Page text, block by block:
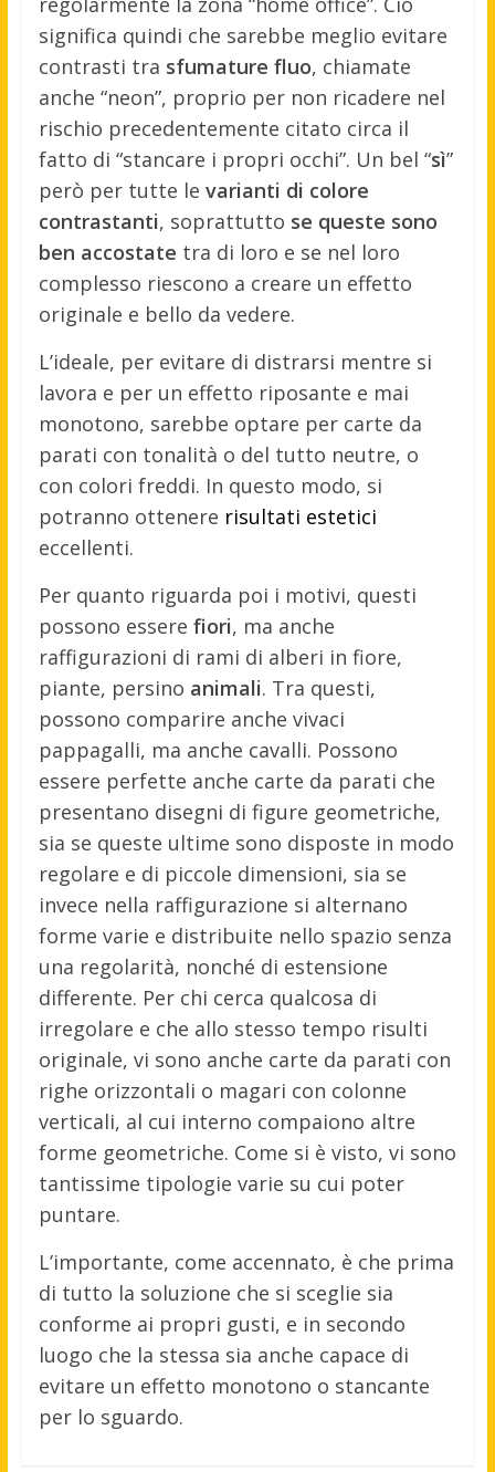
significa quindi che sarebbe meglio evitare
contrasti tra sfumature fluo, chiamate
anche “neon”, proprio per non ricadere nel
rischio precedentemente citato circa il
fatto di “stancare i propri occhi”. Un bel “sì”
però per tutte le varianti di colore
contrastanti, soprattutto se queste sono
ben accostate tra di loro e se nel loro
complesso riescono a creare un effetto
originale e bello da vedere.
L’ideale, per evitare di distrarsi mentre si
lavora e per un effetto riposante e mai
monotono, sarebbe optare per carte da
parati con tonalità o del tutto neutre, o
con colori freddi. In questo modo, si
potranno ottenere risultati estetici
eccellenti.
Per quanto riguarda poi i motivi, questi
possono essere fiori, ma anche
raffigurazioni di rami di alberi in fiore,
piante, persino animali. Tra questi,
possono comparire anche vivaci
pappagalli, ma anche cavalli. Possono
essere perfette anche carte da parati che
presentano disegni di figure geometriche,
sia se queste ultime sono disposte in modo
regolare e di piccole dimensioni, sia se
invece nella raffigurazione si alternano
forme varie e distribuite nello spazio senza
una regolarità, nonché di estensione
differente. Per chi cerca qualcosa di
irregolare e che allo stesso tempo risulti
originale, vi sono anche carte da parati con
righe orizzontali o magari con colonne
verticali, al cui interno compaiono altre
forme geometriche. Come si è visto, vi sono
tantissime tipologie varie su cui poter
puntare.
L’importante, come accennato, è che prima
di tutto la soluzione che si sceglie sia
conforme ai propri gusti, e in secondo
luogo che la stessa sia anche capace di
evitare un effetto monotono o stancante
per lo sguardo.